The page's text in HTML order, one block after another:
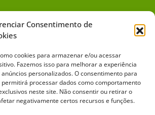
Consentimento de
cookies para armazenar e/ou acessar
Fazemos isso para melhorar a experiência
personalizados. O consentimento para
permitirá processar dados como comportamento
neste site. Não consentir ou retirar o
negativamente certos recursos e funções.